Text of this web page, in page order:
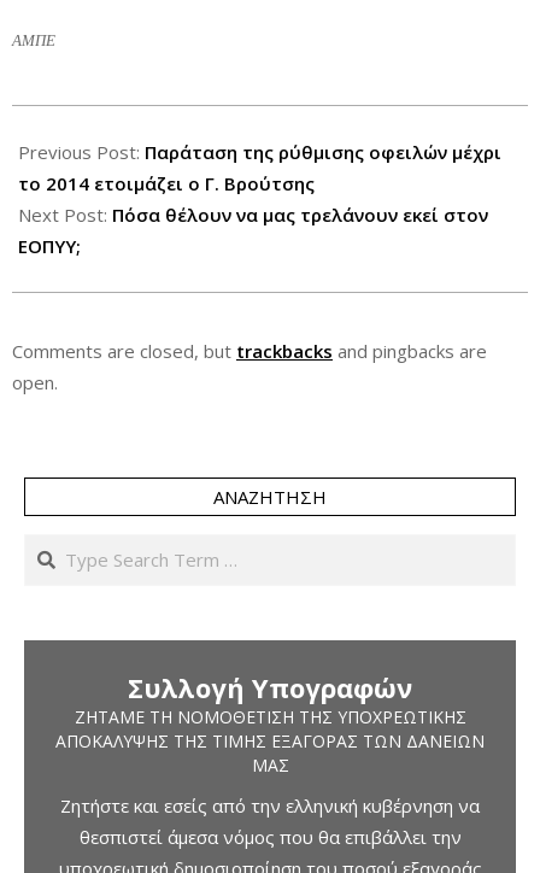
ΑΜΠΕ
08-
03
Previous Post: Παράταση της ρύθμισης οφειλών μέχρι
το 2014 ετοιμάζει ο Γ. Βρούτσης
Next Post: Πόσα θέλουν να μας τρελάνουν εκεί στον
ΕΟΠΥΥ;
Comments are closed, but trackbacks and pingbacks are
open.
ΑΝΑΖΉΤΗΣΗ
Search
Συλλογή Υπογραφών
ΖΗΤΆΜΕ ΤΗ ΝΟΜΟΘΈΤΙΣΗ ΤΗΣ ΥΠΟΧΡΕΩΤΙΚΉΣ
ΑΠΟΚΆΛΥΨΗΣ ΤΗΣ ΤΙΜΉΣ ΕΞΑΓΟΡΆΣ ΤΩΝ ΔΑΝΕΊΩΝ
ΜΑΣ
Ζητήστε και εσείς από την ελληνική κυβέρνηση να
θεσπιστεί άμεσα νόμος που θα επιβάλλει την
υποχρεωτική δημοσιοποίηση του ποσού εξαγοράς